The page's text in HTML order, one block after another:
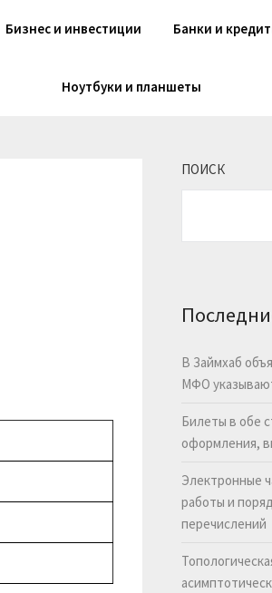
Бизнес и инвестиции Банки и
Ноутбуки и планшеты
ПОИСК
В Займхаб
МФО
Билеты в обе
оформления,
Электронные
работы и
перечислений